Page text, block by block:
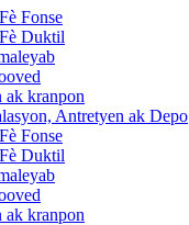
Fonse
Duktil
ak kranpon
Antretyen ak Depo
Fonse
Duktil
ak kranpon